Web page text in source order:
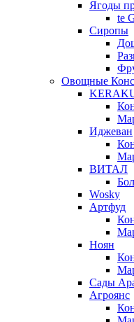
Ягоды
te
Сиропы
Овощные
Иджеван
ВИТАЛ
Wosky
Артфуд
Ноян
Сады
Агроянс